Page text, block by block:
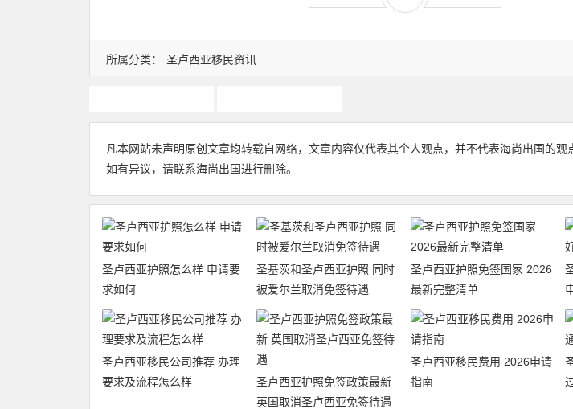
所属分类： 圣卢西亚移民资讯
凡本网站未声明原创文章均转载自网络，文章内容仅代表其个人观点，并不代表海尚出国的观
如有异议，请联系海尚出国进行删除。
圣卢西亚护照怎么样 申请要
求如何
圣基茨和圣卢西亚护照 同时
被爱尔兰取消免签待遇
圣卢西亚护照免签国家 2026
最新完整清单
圣卢西亚移民公司推荐 办理
要求及流程怎么样
圣卢西亚护照免签政策最新
英国取消圣卢西亚免签待遇
圣卢西亚移民费用 2026申请
指南